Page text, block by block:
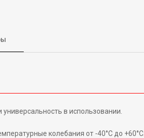
в использовании.
колебания от -40°С до +60°С.